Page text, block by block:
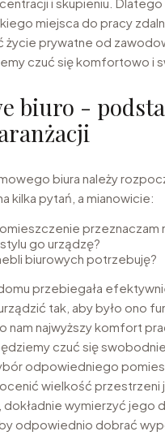
miejsca do pracy
życie prywatne od
czuć się komfortowo i
biuro -
biura należy
kilka pytań, a mianowicie:
przeznaczam
go urządzę?
biurowych potrzebuję?
przebiegała
tak, aby było ono
nam najwyższy komfort
czuć się
odpowiedniego
wielkość przestrzeni
dokładnie wymierzyć jego
odpowiednio dobrać